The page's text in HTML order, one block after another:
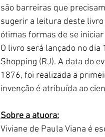
são barreiras que
sugerir a leitura deste
ótimas formas de se
O livro será lançado no dia
Shopping (RJ). A data do
1876, foi realizada a
invenção é atribuída ao
Sobre a atuora:
Viviane de Paula Viana é